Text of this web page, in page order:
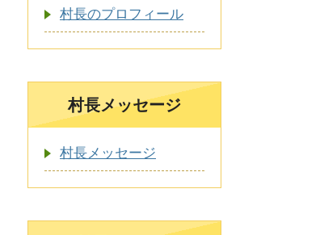
村長のプロフィール
村長メッセージ
村長メッセージ